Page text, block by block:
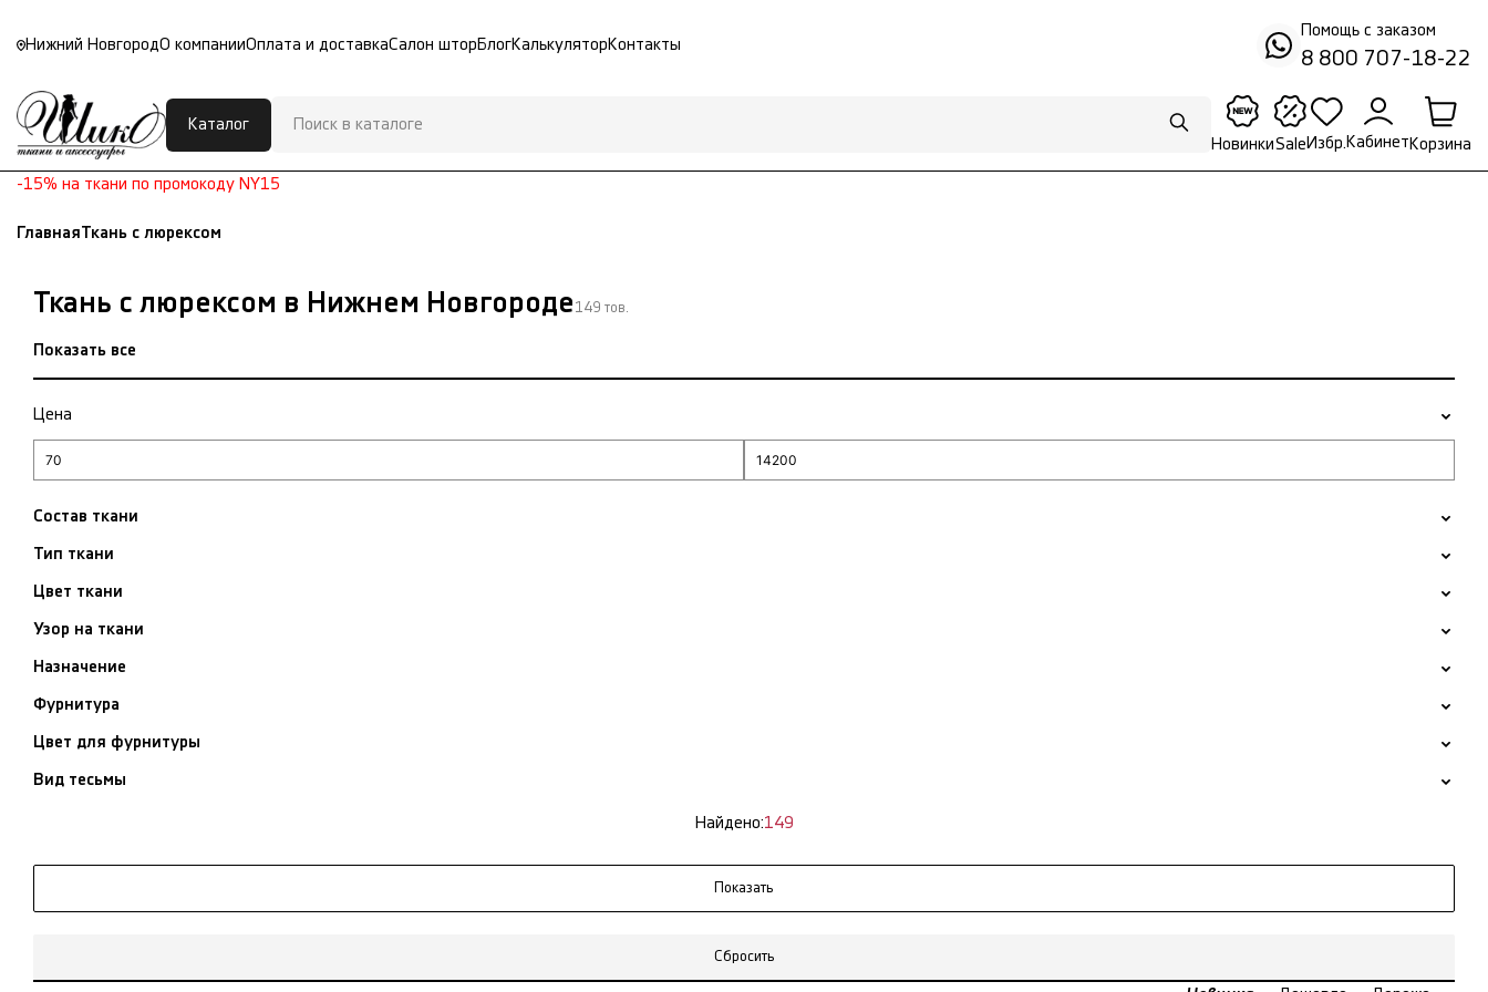
Нижний НовгородО компанииОплата и доставкаСалон штор БлогКалькулятор Контакты
Помощь с заказом
8 800 707-18-22
Каталог
НовинкиSale Избр. Кабинет Корзина
-15% на ткани по промокоду NY15
ГлавнаяТкань с люрексом
Ткань с люрексом в Нижнем Новгороде 149 тов.
Показать все
Цена
Состав ткани
Тип ткани
Цвет ткани
Узор на ткани
Назначение
Фурнитура
Цвет для фурнитуры
Вид тесьмы
Найдено:149
Сбросить